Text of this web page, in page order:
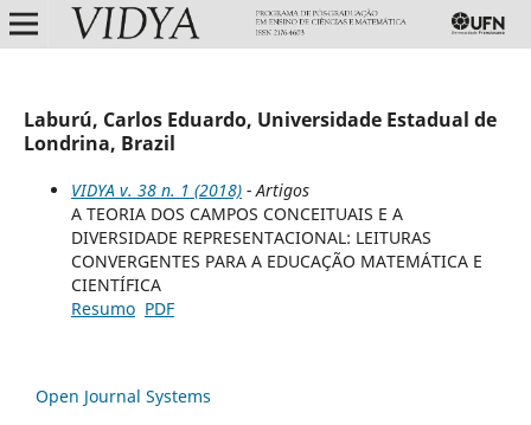
Laburú, Carlos Eduardo, Universidade Estadual de
Londrina, Brazil
VIDYA v. 38 n. 1 (2018)- Artigos
A TEORIA DOS CAMPOS CONCEITUAIS E A
DIVERSIDADE REPRESENTACIONAL: LEITURAS
CONVERGENTES PARA A EDUCAÇÃO MATEMÁTICA E
CIENTÍFICA
Resumo PDF
Open Journal Systems